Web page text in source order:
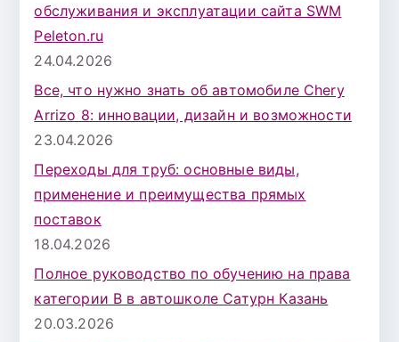
обслуживания и эксплуатации сайта SWM
Peleton.ru
24.04.2026
Все, что нужно знать об автомобиле Chery
Arrizo 8: инновации, дизайн и возможности
23.04.2026
Переходы для труб: основные виды,
применение и преимущества прямых
поставок
18.04.2026
Полное руководство по обучению на права
категории B в автошколе Сатурн Казань
20.03.2026